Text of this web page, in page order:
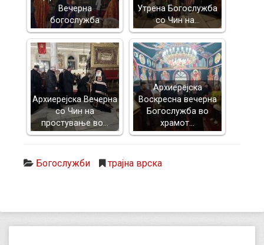
Вечерна
богослужба
Утрена Богослужба
со Чин на…
Архиерејска Вечерна
со Чин на
простување во…
Архиерејска
Воскресна вечерна
Богослужба во
храмот…
Богослужби трајна врска